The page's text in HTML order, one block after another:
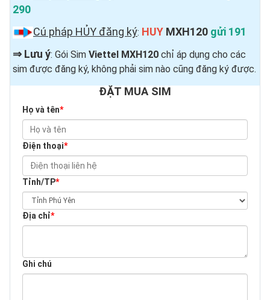
290
Cú pháp HỦY đăng ký: HUY MXH120 gửi 191
⇒ Lưu ý: Gói Sim Viettel MXH120 chỉ áp dụng cho các
sim được đăng ký, không phải sim nào cũng đăng ký được.
ĐẶT MUA SIM
Họ và tên*
Điện thoại*
Tỉnh/TP*
Địa chỉ*
Ghi chú